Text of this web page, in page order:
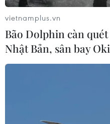
Dịch vụ tin
Liên hệ
vietnamplus.vn
Bão Dolphin càn
Nhật Bản, sân bay